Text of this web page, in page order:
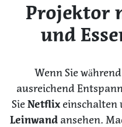
Projektor
und
Wenn Sie
ausreichend
SieNetflix einschalten
Leinwandansehen.